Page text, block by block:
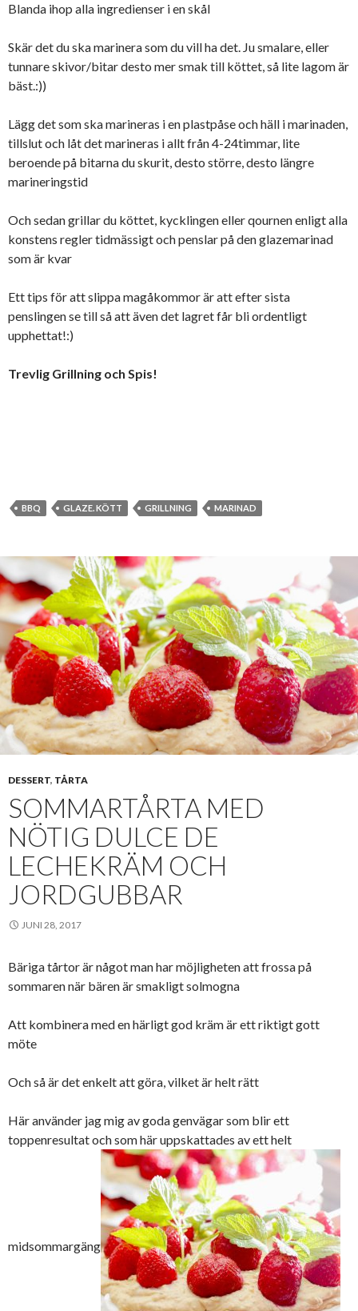
Blanda ihop alla ingredienser i en skål
Skär det du ska marinera som du vill ha det. Ju smalare, eller
tunnare skivor/bitar desto mer smak till köttet, så lite lagom är
bäst.:))
Lägg det som ska marineras i en plastpåse och häll i marinaden,
tillslut och låt det marineras i allt från 4-24timmar, lite
beroende på bitarna du skurit, desto större, desto längre
marineringstid
Och sedan grillar du köttet, kycklingen eller qournen enligt alla
konstens regler tidmässigt och penslar på den glazemarinad
som är kvar
Ett tips för att slippa magåkommor är att efter sista
penslingen se till så att även det lagret får bli ordentligt
upphettat!:)
Trevlig Grillning och Spis!
BBQ GLAZE. KÖTT GRILLNING MARINAD
DESSERT, TÅRTA
SOMMARTÅRTA MED
NÖTIG DULCE DE
LECHEKRÄM OCH
JORDGUBBAR
JUNI 28, 2017
Bäriga tårtor är något man har möjligheten att frossa på
sommaren när bären är smakligt solmogna
Att kombinera med en härligt god kräm är ett riktigt gott
möte
Och så är det enkelt att göra, vilket är helt rätt
Här använder jag mig av goda genvägar som blir ett
toppenresultat och som här uppskattades av ett helt
midsommargäng